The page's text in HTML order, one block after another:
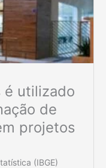
é utilizado
de
projetos
(IBGE)